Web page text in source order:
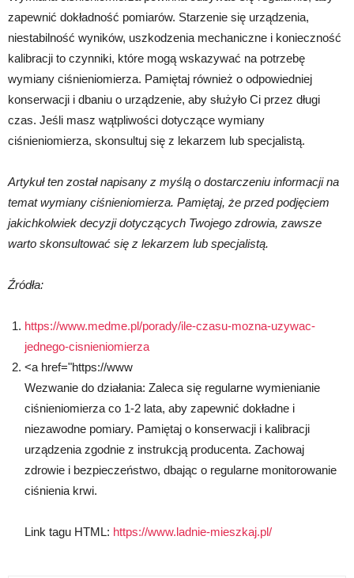
zapewnić dokładność pomiarów. Starzenie się urządzenia,
niestabilność wyników, uszkodzenia mechaniczne i konieczność
kalibracji to czynniki, które mogą wskazywać na potrzebę
wymiany ciśnieniomierza. Pamiętaj również o odpowiedniej
konserwacji i dbaniu o urządzenie, aby służyło Ci przez długi
czas. Jeśli masz wątpliwości dotyczące wymiany
ciśnieniomierza, skonsultuj się z lekarzem lub specjalistą.
Artykuł ten został napisany z myślą o dostarczeniu informacji na
temat wymiany ciśnieniomierza. Pamiętaj, że przed podjęciem
jakichkolwiek decyzji dotyczących Twojego zdrowia, zawsze
warto skonsultować się z lekarzem lub specjalistą.
Źródła:
https://www.medme.pl/porady/ile-czasu-mozna-uzywac-
jednego-cisnieniomierza
<a href="https://www
Wezwanie do działania: Zaleca się regularne wymienianie
ciśnieniomierza co 1-2 lata, aby zapewnić dokładne i
niezawodne pomiary. Pamiętaj o konserwacji i kalibracji
urządzenia zgodnie z instrukcją producenta. Zachowaj
zdrowie i bezpieczeństwo, dbając o regularne monitorowanie
ciśnienia krwi.
Link tagu HTML: https://www.ladnie-mieszkaj.pl/